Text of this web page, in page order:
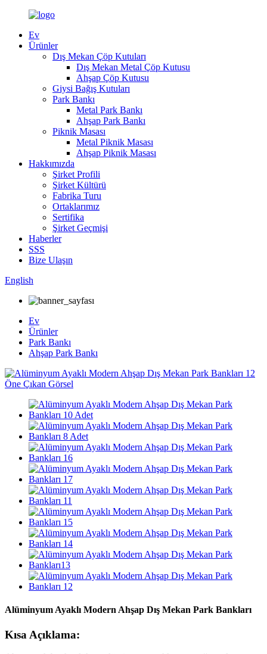
Ev
Ürünler
Dış Mekan Çöp Kutuları
Dış Mekan Metal Çöp Kutusu
Ahşap Çöp Kutusu
Giysi Bağış Kutuları
Park Bankı
Metal Park Bankı
Ahşap Park Bankı
Piknik Masası
Metal Piknik Masası
Ahşap Piknik Masası
Hakkımızda
Şirket Profili
Şirket Kültürü
Fabrika Turu
Ortaklarımız
Sertifika
Şirket Geçmişi
Haberler
SSS
Bize Ulaşın
English
Ev
Ürünler
Park Bankı
Ahşap Park Bankı
Alüminyum Ayaklı Modern Ahşap Dış Mekan Park Bankları
Kısa Açıklama: